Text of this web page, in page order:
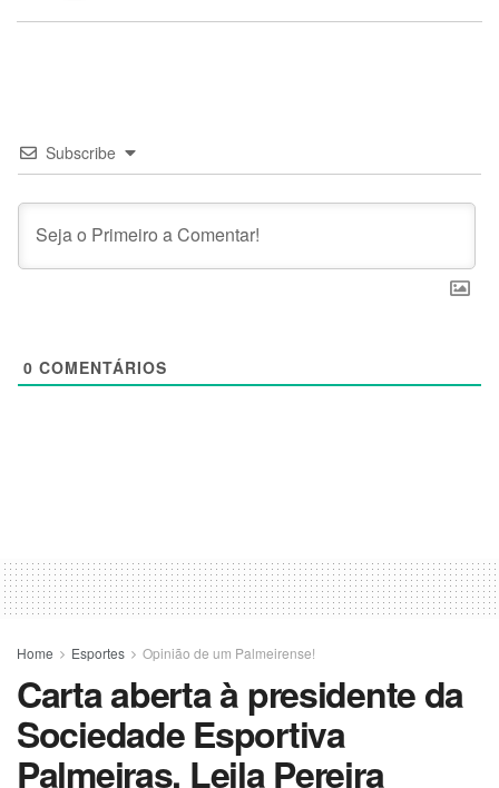
Subscribe
0 COMENTÁRIOS
Home Esportes Opinião de um Palmeirense!
Carta aberta à presidente da
Sociedade Esportiva
Palmeiras, Leila Pereira